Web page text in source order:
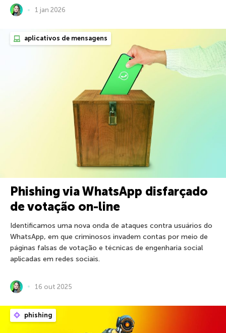
1 jan 2026
aplicativos de mensagens
Phishing via WhatsApp disfarçado
de votação on-line
Identificamos uma nova onda de ataques contra usuários do
WhatsApp, em que criminosos invadem contas por meio de
páginas falsas de votação e técnicas de engenharia social
aplicadas em redes sociais.
16 out 2025
phishing